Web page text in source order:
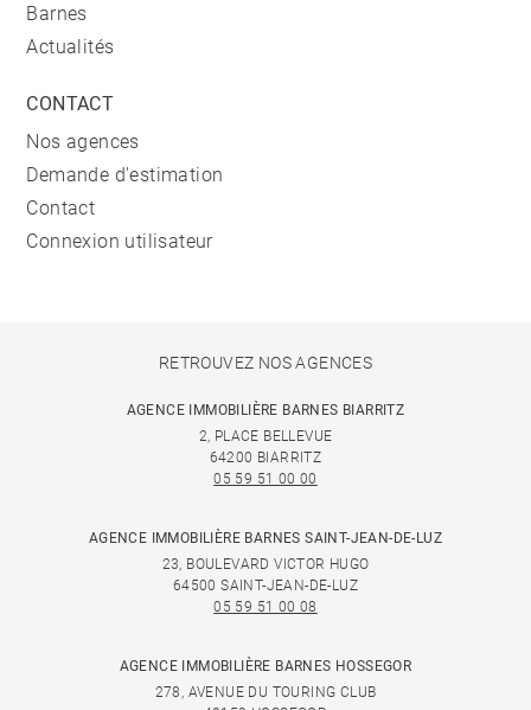
Barnes
Actualités
CONTACT
Nos agences
Demande d'estimation
Contact
Connexion utilisateur
RETROUVEZ NOS AGENCES
AGENCE IMMOBILIÈRE BARNES BIARRITZ
2, PLACE BELLEVUE
64200 BIARRITZ
05 59 51 00 00
AGENCE IMMOBILIÈRE BARNES SAINT-JEAN-DE-LUZ
23, BOULEVARD VICTOR HUGO
64500 SAINT-JEAN-DE-LUZ
05 59 51 00 08
AGENCE IMMOBILIÈRE BARNES HOSSEGOR
278, AVENUE DU TOURING CLUB